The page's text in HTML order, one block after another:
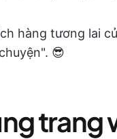
hàng tương lai
😎
trang